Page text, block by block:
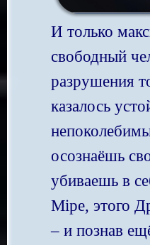
И только
свободный
разрушения
казалось
осознаёшь
убиваешь в
Мiре, этого
– и познав